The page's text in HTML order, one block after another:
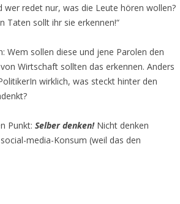
redet nur, was die Leute hören wollen?
Taten sollt ihr sie erkennen!“
Wem sollen diese und jene Parolen den
Wirtschaft sollten das erkennen. Anders
wirklich, was steckt hinter den
Punkt: Selber denken!Nicht denken
media-Konsum (weil das den